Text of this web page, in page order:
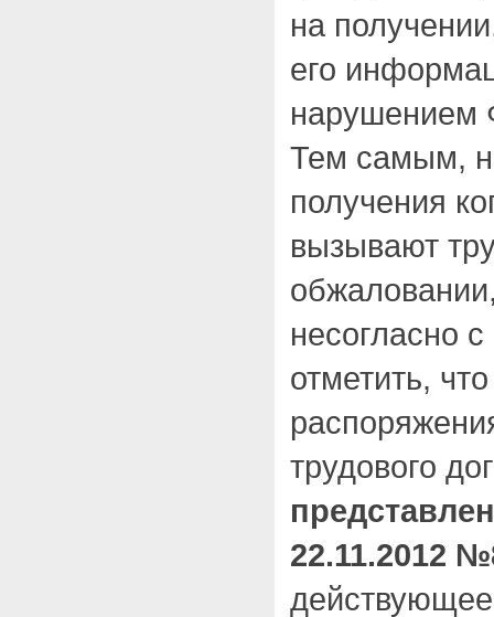
на
его
нарушением
Тем самым,
получения
вызывают
несогласно
отметить,
трудового
22.11.2012